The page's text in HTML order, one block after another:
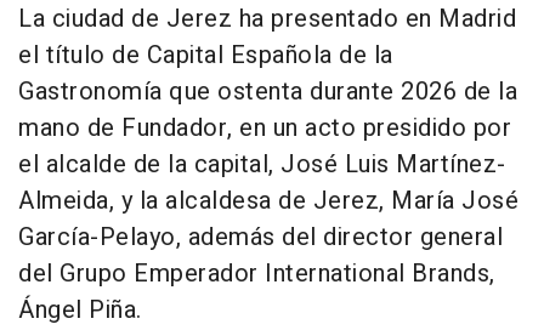
La ciudad de Jerez ha presentado en Madrid
el título de Capital Española de la
Gastronomía que ostenta durante 2026 de la
mano de Fundador, en un acto presidido por
el alcalde de la capital, José Luis Martínez-
Almeida, y la alcaldesa de Jerez, María José
García-Pelayo, además del director general
del Grupo Emperador International Brands,
Ángel Piña.